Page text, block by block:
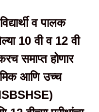
व पालक
10 वी व 12 वी
समाप्त होणार
आणि उच्च